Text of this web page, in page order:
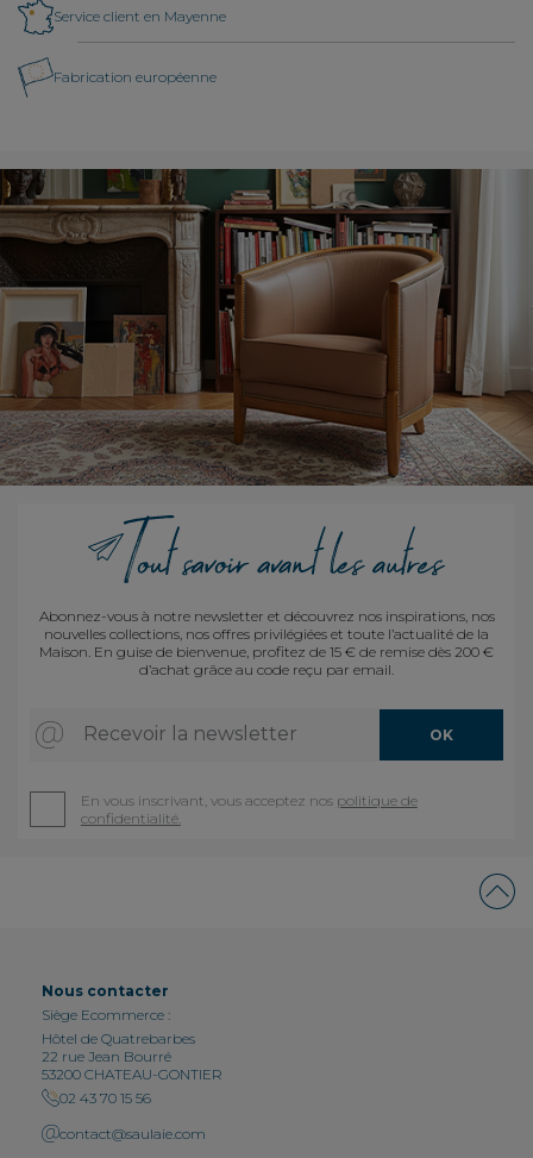
Service client en Mayenne
Fabrication européenne
Abonnez-vous à notre newsletter et découvrez nos inspirations, nos
nouvelles collections, nos offres privilégiées et toute l’actualité de la
Maison. En guise de bienvenue, profitez de 15 € de remise dès 200 €
d’achat grâce au code reçu par email.
Recevoir la newsletter OK
En vous inscrivant, vous acceptez nos politique de
confidentialité.
Nous contacter
Siège Ecommerce :
Hôtel de Quatrebarbes
22 rue Jean Bourré
53200 CHATEAU-GONTIER
02 43 70 15 56
contact@saulaie.com